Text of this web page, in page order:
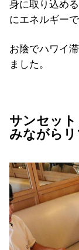
身に取り込め
にエネルギー
お陰でハワイ
ました。
サンセッ
みながら